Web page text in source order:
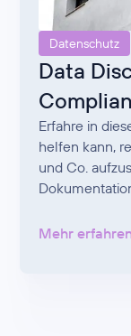
Datenschutz
Data
Erfahre in
helfen kann,
und Co.
Mehr